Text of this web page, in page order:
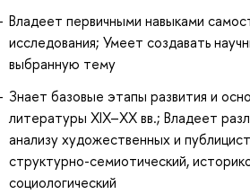
Владеет первичными навыками
исследования; Умеет создавать
выбранную тему
Знает базовые этапы развития и
литературы XIX–XX вв.; Владеет
анализу художественных и
структурно-семиотический,
социологический